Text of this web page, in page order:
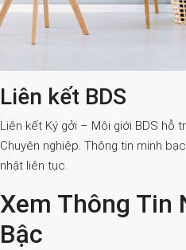
Liên kết BDS
Liên kết Ký gởi – Môi giới BDS hỗ
Chuyên nghiệp. Thông tin minh
nhật liên tục.
Xem Thông Tin
Bậc